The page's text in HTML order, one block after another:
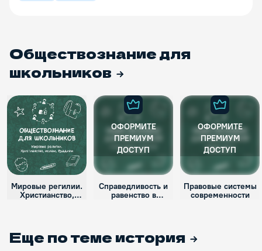
Обществознание для
школьников
Мировые регилии.
Христианство,
ОФОРМИТЕ
ПРЕМИУМ
ДОСТУП
Справедливость и
равенство в
ОФОРМИТЕ
ПРЕМИУМ
ДОСТУП
Правовые системы
современности
Еще по теме история